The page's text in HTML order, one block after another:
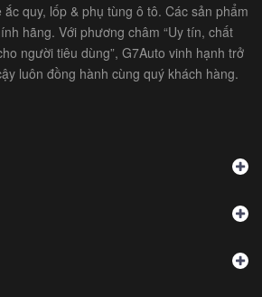
quy, lốp & phụ tùng ô tô. Các sản phẩm
hãng. Với phương châm “Uy tín, chất
người tiêu dùng”, G7Auto vinh hạnh trở
luôn đồng hành cùng quý khách hàng.